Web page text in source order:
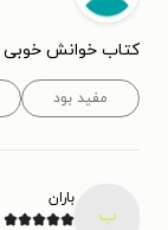
کتاب خوانش خوبی
مفید بود
ب
باران